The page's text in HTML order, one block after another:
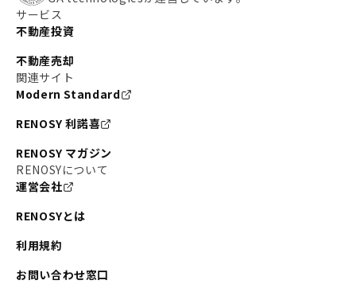
サービス
不動産投資
不動産売却
関連サイト
Modern Standard
RENOSY 利諾喜
RENOSY マガジン
RENOSYについて
運営会社
RENOSYとは
利用規約
お問い合わせ窓口